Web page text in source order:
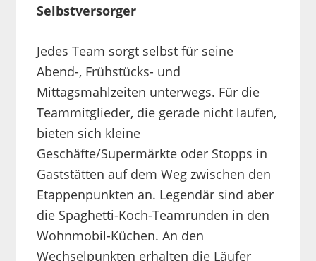
Selbstversorger
Jedes Team sorgt selbst für seine
Abend-, Frühstücks- und
Mittagsmahlzeiten unterwegs. Für die
Teammitglieder, die gerade nicht laufen,
bieten sich kleine
Geschäfte/Supermärkte oder Stopps in
Gaststätten auf dem Weg zwischen den
Etappenpunkten an. Legendär sind aber
die Spaghetti-Koch-Teamrunden in den
Wohnmobil-Küchen. An den
Wechselpunkten erhalten die Läufer